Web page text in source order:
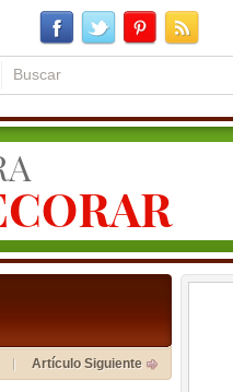
Artículo Siguiente